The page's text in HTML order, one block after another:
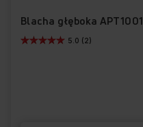
Blacha głęboka APT1001
5.0 (2)